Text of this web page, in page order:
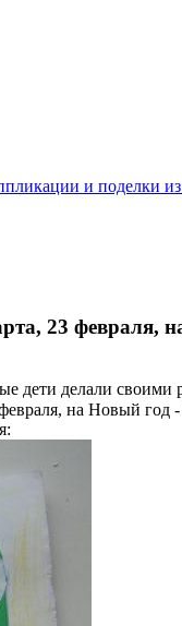
и поделки из
23 февраля,
дети делали